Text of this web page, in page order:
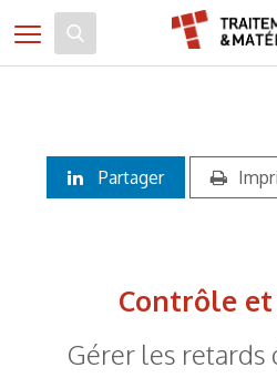
Toggle navigation
Partager
Contrôle
Gérer les retards
Panneau de gestion des cookies